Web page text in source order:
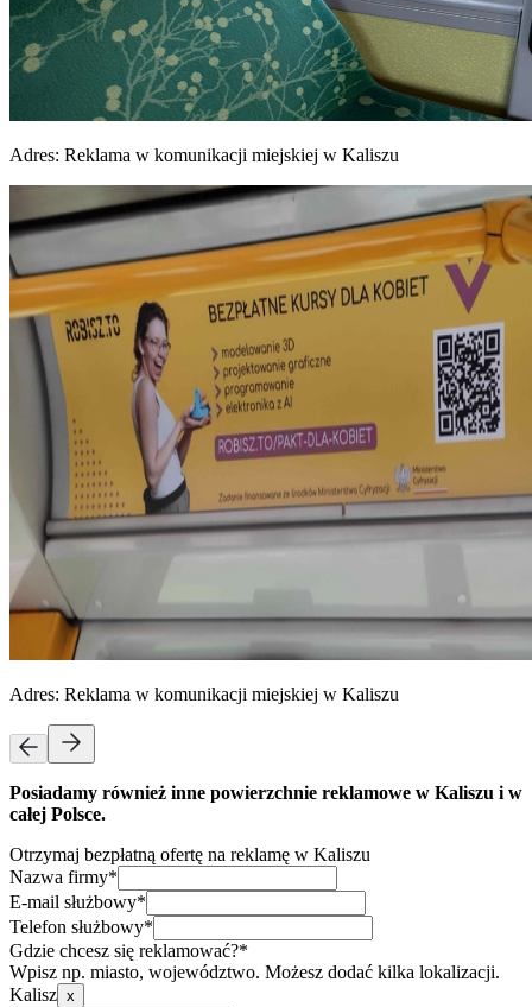
Adres: Reklama w komunikacji miejskiej w Kaliszu
Adres: Reklama w komunikacji miejskiej w Kaliszu
Posiadamy również inne powierzchnie reklamowe w Kaliszu i w
całej Polsce.
Otrzymaj bezpłatną ofertę na reklamę w Kaliszu
Nazwa firmy*
E-mail służbowy*
Telefon służbowy*
Gdzie chcesz się reklamować?*
Wpisz np. miasto, województwo. Możesz dodać kilka lokalizacji.
Kalisz x